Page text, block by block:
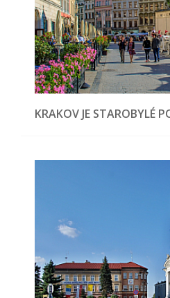
KRAKOV JE STAROBYLÉ